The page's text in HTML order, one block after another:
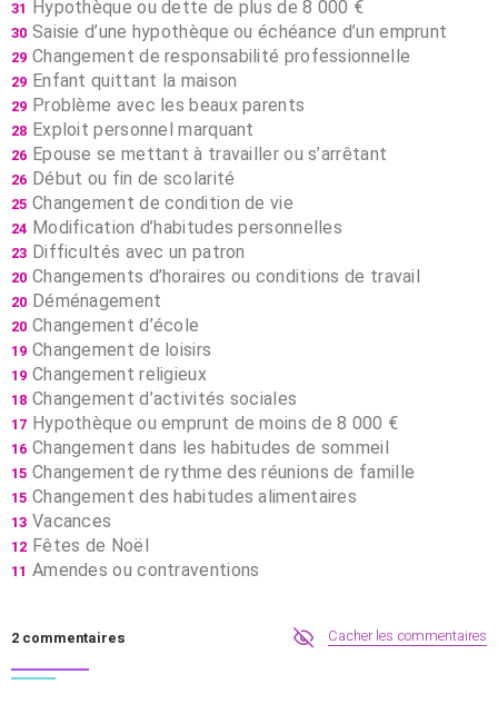
31 Hypothèque ou dette de plus de 8 000 €
30 Saisie d’une hypothèque ou échéance d’un emprunt
29 Changement de responsabilité professionnelle
29 Enfant quittant la maison
29 Problème avec les beaux parents
28 Exploit personnel marquant
26 Epouse se mettant à travailler ou s’arrêtant
26 Début ou fin de scolarité
25 Changement de condition de vie
24 Modification d’habitudes personnelles
23 Difficultés avec un patron
20 Changements d’horaires ou conditions de travail
20 Déménagement
20 Changement d’école
19 Changement de loisirs
19 Changement religieux
18 Changement d’activités sociales
17 Hypothèque ou emprunt de moins de 8 000 €
16 Changement dans les habitudes de sommeil
15 Changement de rythme des réunions de famille
15 Changement des habitudes alimentaires
13 Vacances
12 Fêtes de Noël
11 Amendes ou contraventions
2 commentaires Cacher les commentaires